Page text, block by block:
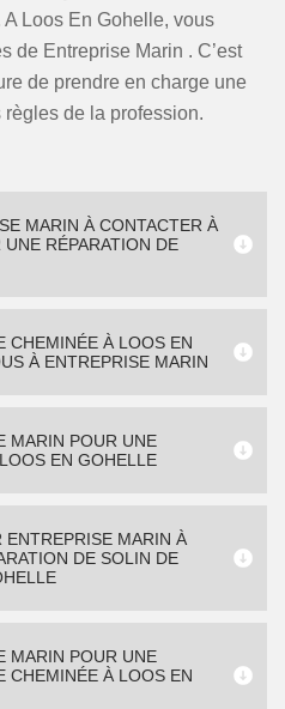
Loos En Gohelle, vous
de Entreprise Marin . C’est
de prendre en charge une
de la profession.
MARIN À CONTACTER À
RÉPARATION DE
CHEMINÉE À LOOS EN
À ENTREPRISE MARIN
MARIN POUR UNE
EN GOHELLE
ENTREPRISE MARIN À
DE SOLIN DE
MARIN POUR UNE
CHEMINÉE À LOOS EN